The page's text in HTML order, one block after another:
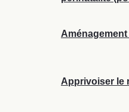
Apprivoiser le